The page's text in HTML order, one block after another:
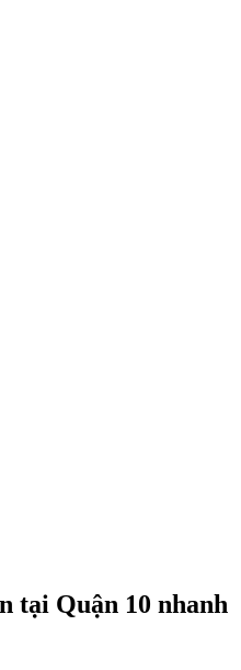
tại Quận 10 nhanh